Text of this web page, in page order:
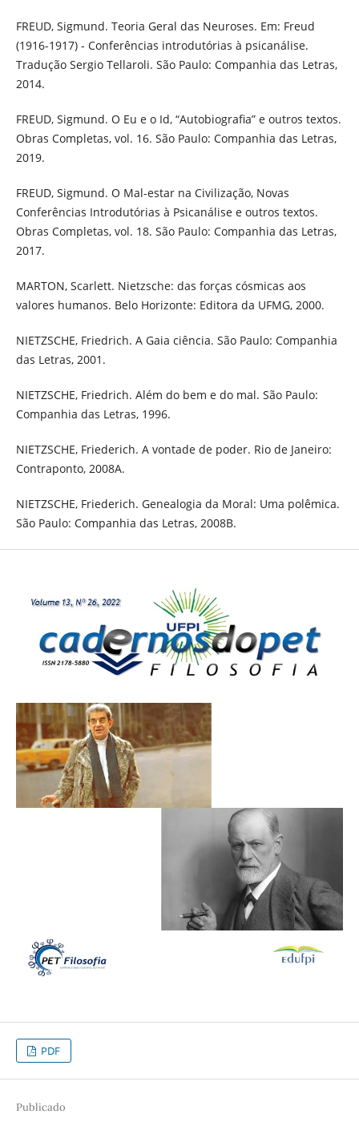
FREUD, Sigmund. Teoria Geral das Neuroses. Em: Freud
(1916-1917) - Conferências introdutórias à psicanálise.
Tradução Sergio Tellaroli. São Paulo: Companhia das Letras,
2014.
FREUD, Sigmund. O Eu e o Id, “Autobiografia” e outros textos.
Obras Completas, vol. 16. São Paulo: Companhia das Letras,
2019.
FREUD, Sigmund. O Mal-estar na Civilização, Novas
Conferências Introdutórias à Psicanálise e outros textos.
Obras Completas, vol. 18. São Paulo: Companhia das Letras,
2017.
MARTON, Scarlett. Nietzsche: das forças cósmicas aos
valores humanos. Belo Horizonte: Editora da UFMG, 2000.
NIETZSCHE, Friedrich. A Gaia ciência. São Paulo: Companhia
das Letras, 2001.
NIETZSCHE, Friedrich. Além do bem e do mal. São Paulo:
Companhia das Letras, 1996.
NIETZSCHE, Friederich. A vontade de poder. Rio de Janeiro:
Contraponto, 2008A.
NIETZSCHE, Friederich. Genealogia da Moral: Uma polêmica.
São Paulo: Companhia das Letras, 2008B.
PDF
Publicado